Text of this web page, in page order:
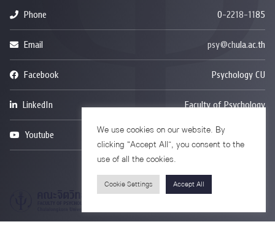
Phone
0-2218-1185
Email psy@chula.ac.th
Facebook Psychology CU
LinkedIn Faculty of Psychology
Youtube Psy Talk by Faculty of Psychology Chula
We use cookies on our website. By
clicking “Accept All”, you consent to the
use of all the cookies.
Cookie Settings Accept All